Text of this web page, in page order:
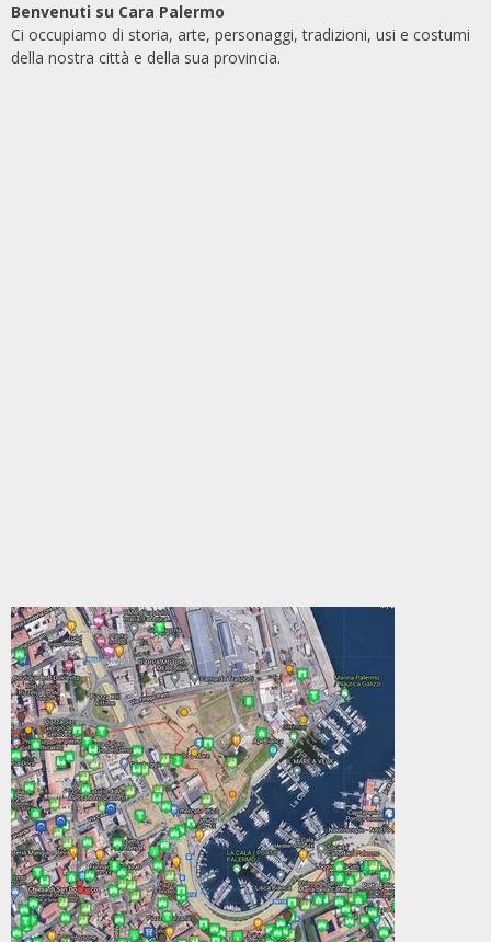
Benvenuti su Cara Palermo
Ci occupiamo di storia, arte, personaggi, tradizioni, usi e costumi
della nostra città e della sua provincia.